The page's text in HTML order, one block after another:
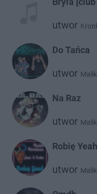
utwor
Do Tańca
utwor
Na Raz
utwor
Robię Yeah
utwor